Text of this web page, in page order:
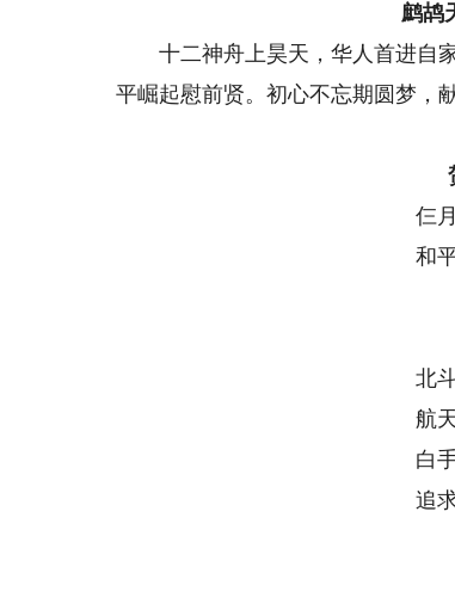
鹧鸪
十二神舟上昊天，华人首进自家
平崛起慰前贤。初心不忘期圆梦，
仨
和
北
航
白
追